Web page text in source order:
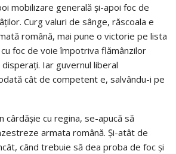
mobilizare generală și-apoi foc de
Curg valuri de sânge, răscoala e
română, mai pune o victorie pe lista
foc de voie împotriva flămânzilor
Iar guvernul liberal
cât de competent e, salvându-i pe
cârdășie cu regina, se-apucă să
armata română. Și-atât de
când trebuie să dea proba de foc și